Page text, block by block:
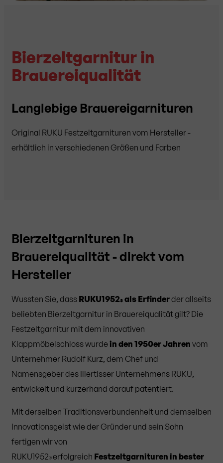
Bierzeltgarnitur in
Brauereiqualität
Langlebige Brauereigarnituren
Original RUKU Festzeltgarnituren vom Hersteller -
erhältlich in verschiedenen Größen und Farben
Bierzeltgarnituren in
Brauereiqualität - direkt vom
Hersteller
Wussten Sie, dass RUKU1952® als Erfinderder allseits
beliebten Bierzeltgarnitur in Brauereiqualität gilt? Die
Festzeltgarnitur mit dem innovativen
Klappmöbelschloss wurde in den 1950er Jahren vom
Unternehmer Rudolf Kurz, dem Chef und
Namensgeber des Illertisser Unternehmens RUKU,
entwickelt und kurzerhand darauf patentiert.
Mit derselben Traditionsverbundenheit und demselben
Innovationsgeist wie der Gründer und sein Sohn
fertigen wir von
RUKU1952® erfolgreich Festzeltgarnituren in bester